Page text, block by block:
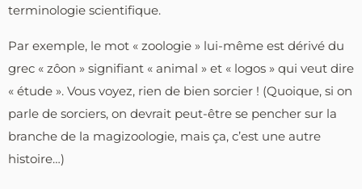
terminologie scientifique.
Par exemple, le mot « zoologie » lui-même est dérivé du
grec « zôon » signifiant « animal » et « logos » qui veut dire
« étude ». Vous voyez, rien de bien sorcier ! (Quoique, si on
parle de sorciers, on devrait peut-être se pencher sur la
branche de la magizoologie, mais ça, c’est une autre
histoire…)